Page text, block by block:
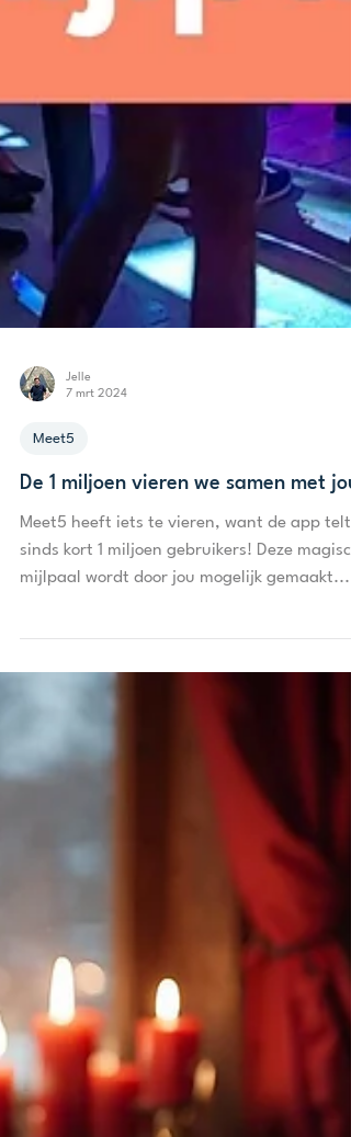
7 mrt 2024
Meet5
De 1 miljoen vieren we samen met
Meet5 heeft iets te vieren, want de app telt